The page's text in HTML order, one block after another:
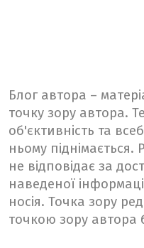
Блог автора –
точку зору автора.
об'єктивність та
ньому піднімається.
не відповідає за
наведеної
носія. Точка зору
точкою зору автора